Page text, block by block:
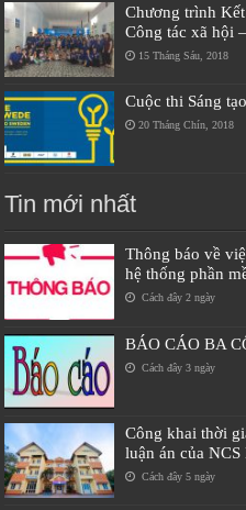
Chương trình
Công tác xã hội
15 Tháng Sáu, 2018
Cuộc thi Sáng
20 Tháng Chín, 2018
Tin mới nhất
Thông báo về
hệ thống phần
Cách đây 2 ngày
BÁO CÁO BA
Cách đây 3 ngày
Công khai thời
luận án của
Cách đây 5 ngày